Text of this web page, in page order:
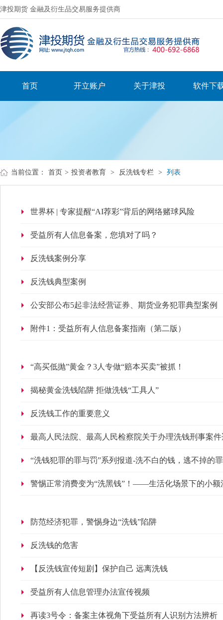
津投期货 金融及衍生品交易服务提供商
首页 开立账户 关于津投 软件下
当前位置： 首页 > 投资者教育 > 反洗钱专栏 > 列表
世界杯 | 专家提醒“AI荐彩”背后的网络赌球风险
受益所有人信息备案，您填对了吗？
反洗钱案例分享
反洗钱典型案例
公安部公布5起非法经营证券、期货业务犯罪典型案例
附件1：受益所有人信息备案指南（第二版）
“高买低抛”黄金？3人专做“赔本买卖”被抓！
揭秘黄金洗钱陷阱 拒做洗钱“工具人”
反洗钱工作的重要意义
最高人民法院、最高人民检察院关于办理洗钱刑事案
“洗钱犯罪的罪与罚”系列报道-洗不白的钱，逃不掉的罪
警惕正常消费变为“洗黑钱”！——生活化场景下的小额
防范经济犯罪，警惕身边“洗钱”陷阱
反洗钱的危害
【反洗钱宣传短剧】保护自己 远离洗钱
受益所有人信息管理办法宣传视频
再读3号令：备案主体视角下受益所有人识别方法辨析